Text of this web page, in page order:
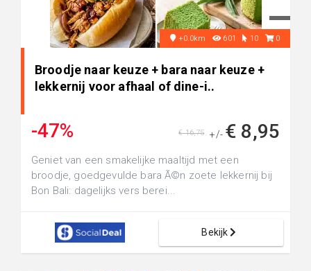
+0.0km 601 10 0
Broodje naar keuze + bara naar keuze +
lekkernij voor afhaal of dine-i..
-47% +/- € 8,95
€ 16,75
Geniet van een smakelijke maaltijd met een
broodje, goedgevulde bara Ã©n zoete lekkernij bij
Bon Bali: dagelijks vers berei...
Bekijk